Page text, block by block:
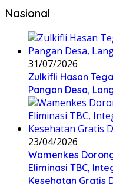
Nasional
31/07/2026
Zulkifli Hasan
Pangan Desa,
23/04/2026
Wamenkes
Eliminasi TBC,
Kesehatan Gratis